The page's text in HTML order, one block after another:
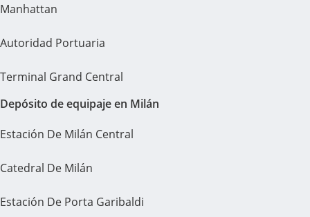
Manhattan
Autoridad Portuaria
Terminal Grand Central
Depósito de equipaje en Milán
Estación De Milán Central
Catedral De Milán
Estación De Porta Garibaldi